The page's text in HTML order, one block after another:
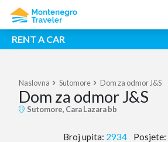
RENT A CAR
Naslovna Sutomore Dom za odmor J&S
Dom za odmor J&S
Sutomore, Cara Lazara bb
Broj upita: 2934 Posjete: